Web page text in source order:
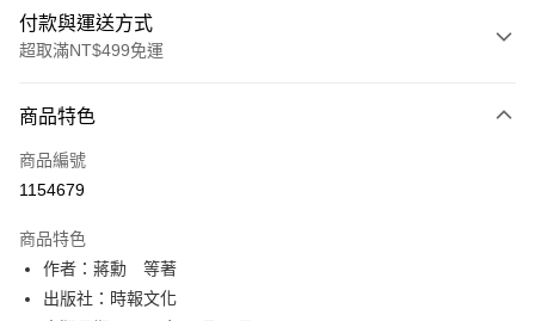
付款與運送方式
超取滿NT$499免運
信用卡一次付款
ATM付款
運送方式
付款後全家取貨
每筆NT$60，滿NT$499(含以上)免運費
商品特色
商品編號
1154679
商品特色
作者：蔣勳 等著
出版社：時報文化